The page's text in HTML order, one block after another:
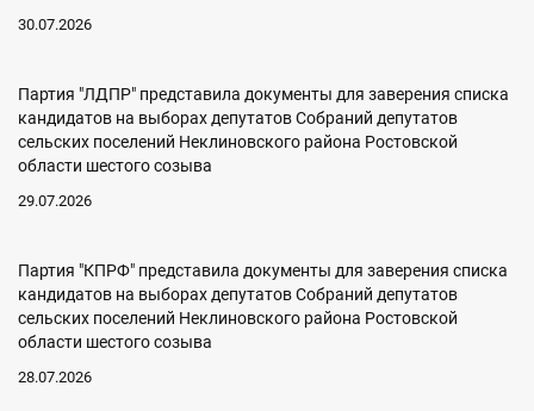
30.07.2026
Партия "ЛДПР" представила документы для заверения списка
кандидатов на выборах депутатов Собраний депутатов
сельских поселений Неклиновского района Ростовской
области шестого созыва
29.07.2026
Партия "КПРФ" представила документы для заверения списка
кандидатов на выборах депутатов Собраний депутатов
сельских поселений Неклиновского района Ростовской
области шестого созыва
28.07.2026